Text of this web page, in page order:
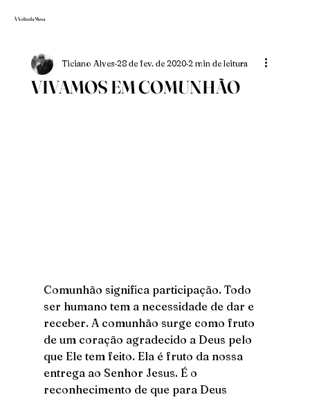
À Volta da Mesa
VIVAMOS EM COMUNHÃO
Ticiano Alves 28 de fev. de 2020 2 min de leitura
Comunhão significa participação. Todo
ser humano tem a necessidade de dar e
receber. A comunhão surge como fruto
de um coração agradecido a Deus pelo
que Ele tem feito. Ela é fruto da nossa
entrega ao Senhor Jesus. É o
reconhecimento de que para Deus